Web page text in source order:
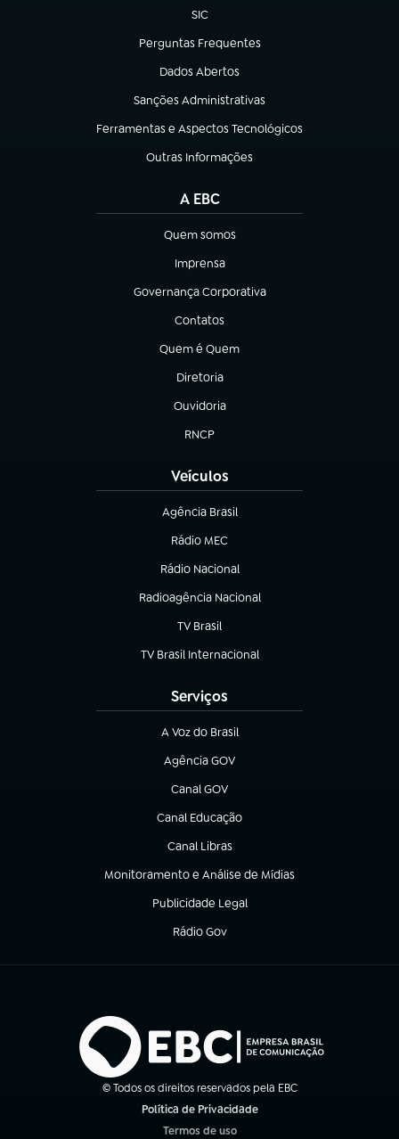
SIC
(abre em nova aba)
Perguntas Frequentes
(abre em nova aba)
Dados Abertos
(abre em nova aba)
Sanções Administrativas
(abre em nova aba)
Ferramentas e Aspectos Tecnológicos
(abre em nova aba)
Outras Informações
(abre em nova aba)
A EBC
Quem somos
(abre em nova aba)
Imprensa
(abre em nova aba)
Governança Corporativa
(abre em nova aba)
Contatos
(abre em nova aba)
Quem é Quem
(abre em nova aba)
Diretoria
(abre em nova aba)
Ouvidoria
(abre em nova aba)
RNCP
(abre em nova aba)
Veículos
Agência Brasil
(abre em nova aba)
Rádio MEC
(abre em nova aba)
Rádio Nacional
Radioagência Nacional
(abre em nova aba)
TV Brasil
(abre em nova aba)
TV Brasil Internacional
(abre em nova aba)
Serviços
A Voz do Brasil
(abre em nova aba)
Agência GOV
(abre em nova aba)
Canal GOV
(abre em nova aba)
Canal Educação
(abre em nova aba)
Canal Libras
(abre em nova aba)
Monitoramento e Análise de Mídias
(abre em nova aba)
Publicidade Legal
(abre em nova aba)
Rádio Gov
(abre em nova aba)
© Todos os direitos reservados pela EBC
Política de Privacidade
Termos de uso